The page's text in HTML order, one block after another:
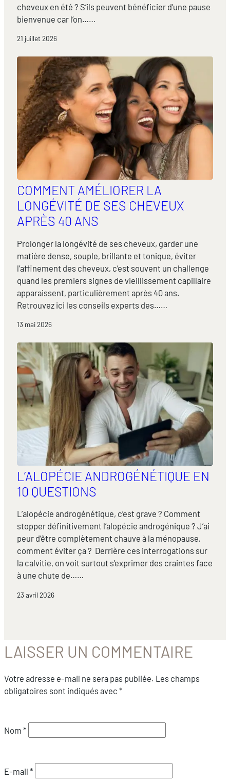
cheveux en été ? S’ils peuvent bénéficier d’une pause
bienvenue car l’on……
21 juillet 2026
COMMENT AMÉLIORER LA
LONGÉVITÉ DE SES CHEVEUX
APRÈS 40 ANS
Prolonger la longévité de ses cheveux, garder une
matière dense, souple, brillante et tonique, éviter
l’affinement des cheveux, c’est souvent un challenge
quand les premiers signes de vieillissement capillaire
apparaissent, particulièrement après 40 ans.
Retrouvez ici les conseils experts des……
13 mai 2026
L’ALOPÉCIE ANDROGÉNÉTIQUE EN
10 QUESTIONS
L’alopécie androgénétique, c’est grave ? Comment
stopper définitivement l’alopécie androgénique ? J’ai
peur d’être complètement chauve à la ménopause,
comment éviter ça ? Derrière ces interrogations sur
la calvitie, on voit surtout s’exprimer des craintes face
à une chute de……
23 avril 2026
LAISSER UN COMMENTAIRE
Votre adresse e-mail ne sera pas publiée. Les champs
obligatoires sont indiqués avec *
Nom *
E-mail *